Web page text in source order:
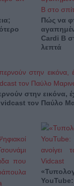
Πώς να
Cardi B
λεπτά
στην εικόνα,
τον Παύλο